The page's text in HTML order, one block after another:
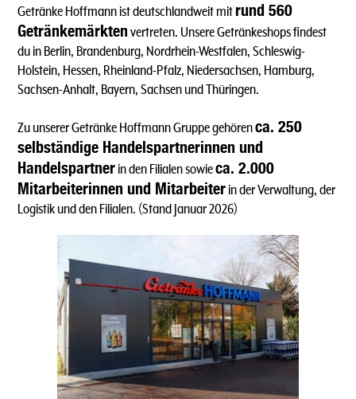
Getränke Hoffmann ist deutschlandweit mit rund 560
Getränkemärkten vertreten. Unsere Getränkeshops findest
du in Berlin, Brandenburg, Nordrhein-Westfalen, Schleswig-
Holstein, Hessen, Rheinland-Pfalz, Niedersachsen, Hamburg,
Sachsen-Anhalt, Bayern, Sachsen und Thüringen.
Zu unserer Getränke Hoffmann Gruppe gehörenca. 250
selbständige Handelspartnerinnen und
Handelspartner in den Filialen sowieca. 2.000
Mitarbeiterinnen und Mitarbeiter in der Verwaltung, der
Logistik und den Filialen. (Stand Januar 2026)